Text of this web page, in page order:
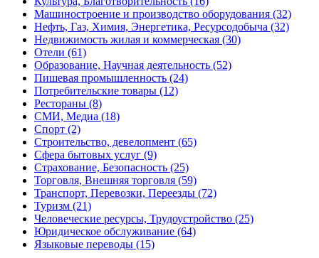
Машиностроение и производство оборудования (32)
Нефть, Газ, Химия, Энергетика, Ресурсодобыча (32)
Недвижимость жилая и коммерческая (30)
Отели (61)
Образование, Научная деятельность (52)
Пишевая промышленность (24)
Потребительские товары (12)
Рестораны (8)
СМИ, Медиа (18)
Спорт (2)
Строительство, девелопмент (65)
Сфера бытовых услуг (9)
Страхование, Безопасность (25)
Торговля, Внешняя торговля (59)
Транспорт, Перевозки, Переезды (72)
Туризм (21)
Человеческие ресурсы, Трудоустройство (25)
Юридическое обслуживание (64)
Языковые переводы (15)